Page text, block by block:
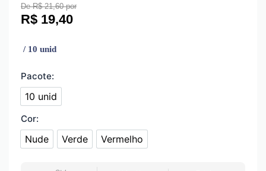
De R$ 21,60 por
R$ 19,40
/ 10 unid
Pacote:
10 unid
10 unid
Cor:
Nude
Nude
Verde
Verde
Vermelho
Vermelho